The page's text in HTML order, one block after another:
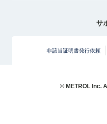
サ
非該当証明書発行依頼
© METROL Inc.